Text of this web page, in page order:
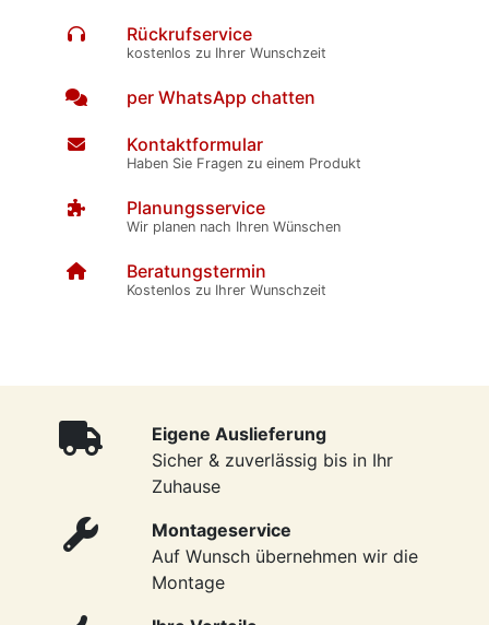
Rückrufservice
kostenlos zu Ihrer Wunschzeit
per WhatsApp chatten
Kontaktformular
Haben Sie Fragen zu einem Produkt
Planungsservice
Wir planen nach Ihren Wünschen
Beratungstermin
Kostenlos zu Ihrer Wunschzeit
Eigene Auslieferung
Sicher & zuverlässig bis in Ihr
Zuhause
Montageservice
Auf Wunsch übernehmen wir die
Montage